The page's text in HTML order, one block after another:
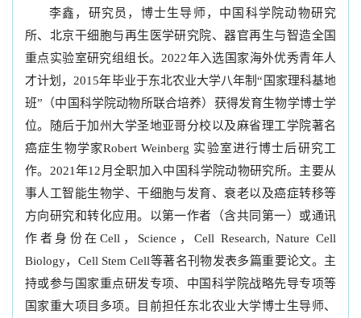
李鑫，研究员，博士生导师，中国科学院动物研究
所、北京干细胞与再生医学研究院、器官再生与智造全国
重点实验室研究组组长。2022年入选国家海外优秀青年人
才计划，2015年毕业于东北农业大学八年制“国家理科基地
班”（中国科学院动物所联合培养）获得发育生物学博士学
位。随后于加州大学圣地亚哥分校以及麻省理工学院著名
癌症生物学家Robert Weinberg 实验室进行博士后研究工
作。2021年12月全职加入中国科学院动物研究所。主要从
事人工智能生物学、干细胞与发育、衰老以及癌症转移等
方向研究和转化应用。以第一作者（含共同第一）或通讯
作者身份在Cell，Science，Cell Research, Nature Cell
Biology，Cell Stem Cell等著名刊物发表多篇重要论文。主
持或参与国家重点研发专项、中国科学院战略先导专项等
国家重大项目多项。目前担任东北农业大学博士生导师、